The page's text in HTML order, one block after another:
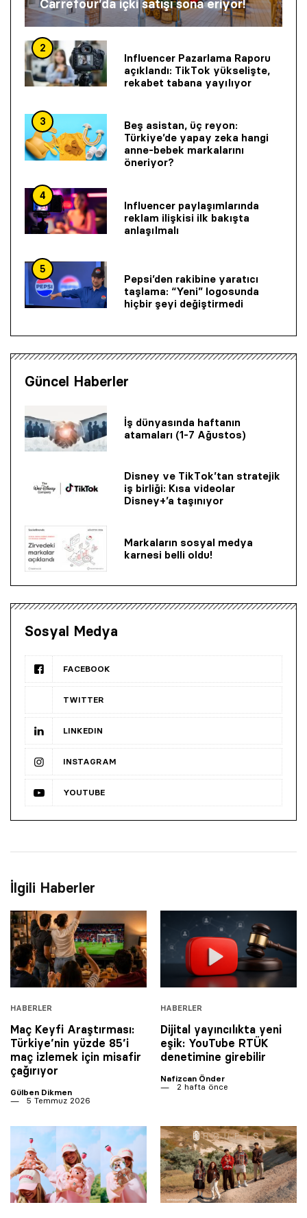
Carrefour’da içki satışı sona eriyor!
2
Influencer Pazarlama Raporu
açıklandı: TikTok yükselişte,
rekabet tabana yayılıyor
3
Beş asistan, üç reyon:
Türkiye’de yapay zeka hangi
anne-bebek markalarını
öneriyor?
4
Influencer paylaşımlarında
reklam ilişkisi ilk bakışta
anlaşılmalı
5
Pepsi’den rakibine yaratıcı
taşlama: “Yeni” logosunda
hiçbir şeyi değiştirmedi
Güncel Haberler
İş dünyasında haftanın
atamaları (1-7 Ağustos)
Disney ve TikTok’tan stratejik
iş birliği: Kısa videolar
Disney+’a taşınıyor
Markaların sosyal medya
karnesi belli oldu!
Sosyal Medya
FACEBOOK
TWITTER
LINKEDIN
INSTAGRAM
YOUTUBE
İlgili Haberler
HABERLER
Maç Keyfi Araştırması:
Türkiye’nin yüzde 85’i
maç izlemek için misafir
çağırıyor
Gülben Dikmen
5 Temmuz 2026
HABERLER
Dijital yayıncılıkta yeni
eşik: YouTube RTÜK
denetimine girebilir
Nafizcan Önder
2 hafta önce